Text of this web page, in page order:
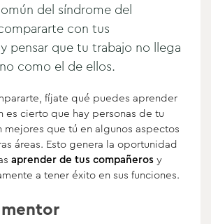
del síndrome del
con tus
pensar que tu trabajo no llega
como el de ellos.
fíjate qué puedes aprender
es cierto que hay personas de tu
que tú en algunos aspectos
áreas. Esto genera la oportunidad
aprender de tus compañerosy
a tener éxito en sus funciones.